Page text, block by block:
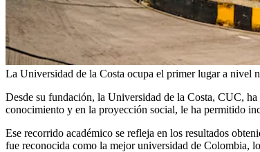
La Universidad de la Costa ocupa el primer lugar a
Desde su fundación, la Universidad de la Costa, CUC,
conocimiento y en la proyección social, le ha permitido
Ese recorrido académico se refleja en los resultados
fue reconocida como la mejor universidad de Colombia,